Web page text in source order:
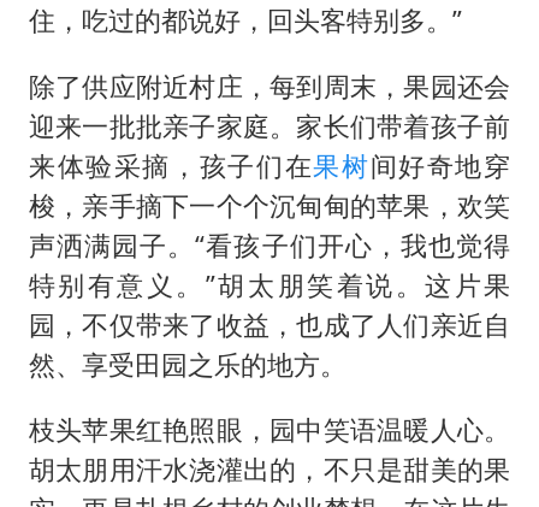
住，吃过的都说好，回头客特别多。”
除了供应附近村庄，每到周末，果园还会
迎来一批批亲子家庭。家长们带着孩子前
来体验采摘，孩子们在果树间好奇地穿
梭，亲手摘下一个个沉甸甸的苹果，欢笑
声洒满园子。“看孩子们开心，我也觉得
特别有意义。”胡太朋笑着说。这片果
园，不仅带来了收益，也成了人们亲近自
然、享受田园之乐的地方。
枝头苹果红艳照眼，园中笑语温暖人心。
胡太朋用汗水浇灌出的，不只是甜美的果